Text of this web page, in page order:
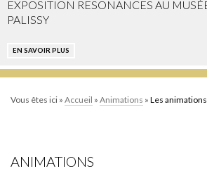
EXPOSITION RESONANCES AU
PALISSY
EN SAVOIR PLUS
Vous êtes ici » Accueil » Animations » Les animations
ANIMATIONS